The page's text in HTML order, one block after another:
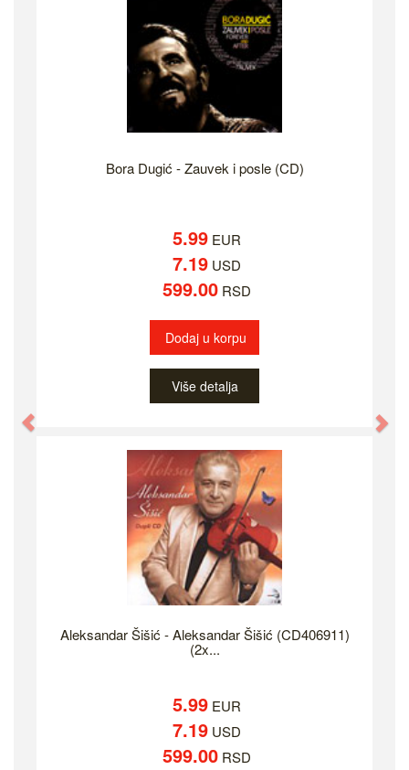
Bora Dugić - Zauvek i posle (CD)
5.99 EUR
7.19 USD
599.00 RSD
Dodaj u korpu
Više detalja
Aleksandar Šišić - Aleksandar Šišić (CD406911)
(2x...
5.99 EUR
7.19 USD
599.00 RSD